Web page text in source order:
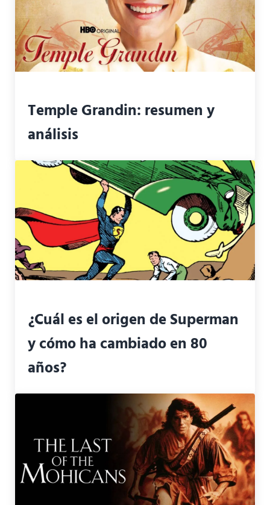
Temple Grandin: resumen y
análisis
¿Cuál es el origen de Superman
y cómo ha cambiado en 80
años?